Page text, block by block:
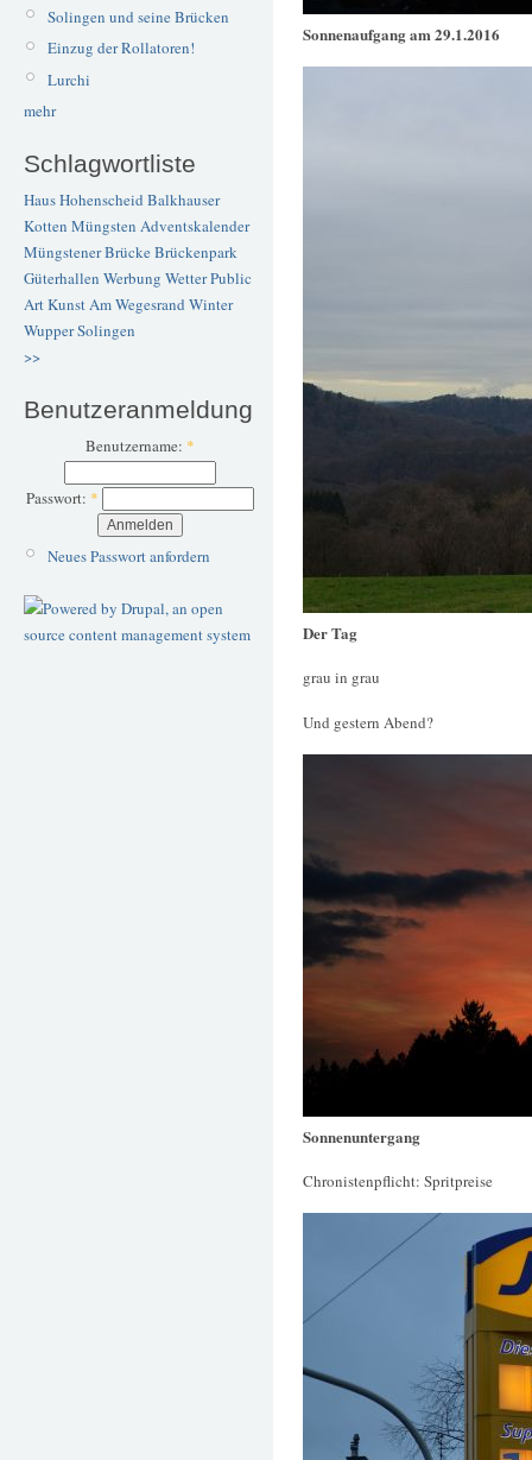
Solingen und seine Brücken
Einzug der Rollatoren!
Lurchi
mehr
Schlagwortliste
Haus Hohenscheid Balkhauser
Kotten Müngsten Adventskalender
Müngstener BrückeBrückenpark
Güterhallen Werbung WetterPublic
ArtKunstAm Wegesrand Winter
WupperSolingen
>>
Benutzeranmeldung
Benutzername: *
Passwort: *
Neues Passwort anfordern
Sonnenaufgang am 29.1.2016
Der Tag
grau in grau
Und gestern Abend?
Sonnenuntergang
Chronistenpflicht: Spritpreise